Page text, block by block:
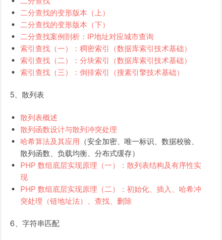
二分查找的变形版本（上）
二分查找的变形版本（下）
二分查找案例剖析：IP地址对应城市查询
索引查找（一）：稠密索引（数据库索引技术基础）
索引查找（二）：分块索引（数据库索引技术基础）
索引查找（三）：倒排索引（搜素引擎技术基础）
5、散列表
散列表概述
散列函数设计与散列冲突处理
哈希算法及其应用 （安全加密、唯一标识、数据校验、
散列函数、负载均衡、分布式缓存）
PHP 数组底层实现原理（一）：散列表结构及有序性实
现
PHP 数组底层实现原理（二）：初始化、插入、哈希冲
突处理（链地址法）、查找、删除
6、字符串匹配